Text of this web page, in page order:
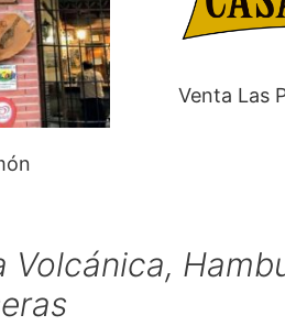
Venta Las
Volcánica,